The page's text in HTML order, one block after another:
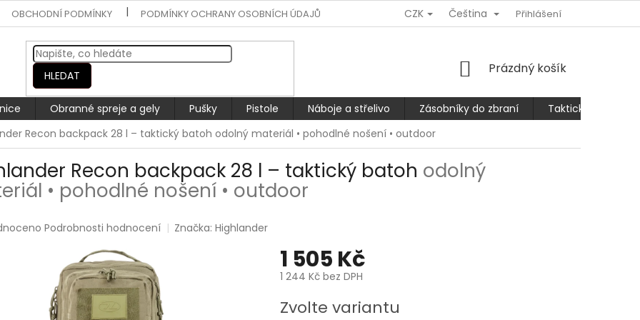
OBCHODNÍ PODMÍNKY PODMÍNKY OCHRANY OSOBNÍCH ÚDAJŮ REKLAMACE NEBO VRÁCENÍ/VÝMĚNA ZBOŽÍ
CZK Čeština Přihlášení
HLEDAT
NÁKUPNÍ
Prázdný košík
Obranné spreje a gely Pušky Pistole Náboje a střelivo Zásobníky do zbraní
Taktické kalhoty
Recon backpack 28 l – taktický batoh odolný materiál • pohodlné nošení • outdoor
Recon backpack 28 l – taktický batoh odolný
• pohodlné nošení • outdoor
Podrobnosti hodnocení Značka:Highlander
1 505 Kč
1 244 Kč bez DPH
cena:
Zvolte variantu